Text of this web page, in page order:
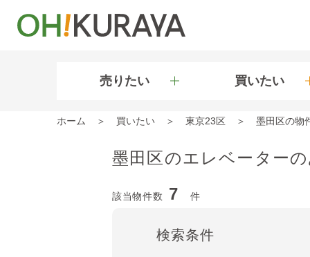
売りたい 買いたい
ホーム 買いたい 東京23区 墨田区の物
墨田区のエレベーター
該当物件数 7 件
検索条件